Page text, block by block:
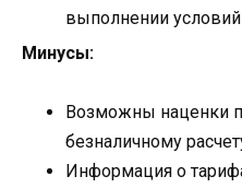
выполнении
Минусы:
Возможны наценки
безналичному
Информация о